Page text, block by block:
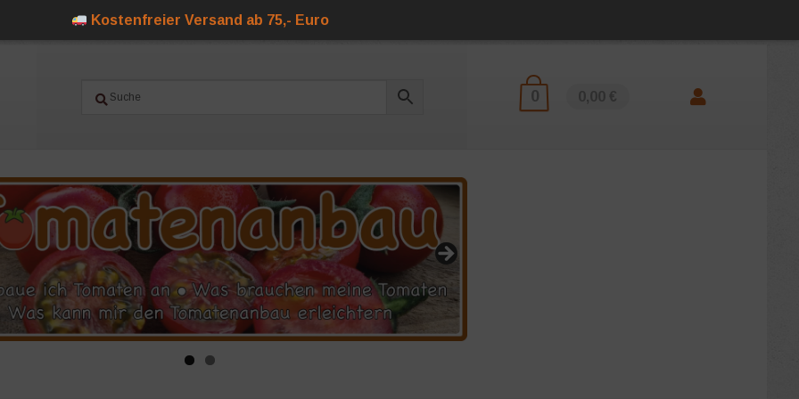
Kostenfreier Versand ab 75,- Euro
0 0,00 €